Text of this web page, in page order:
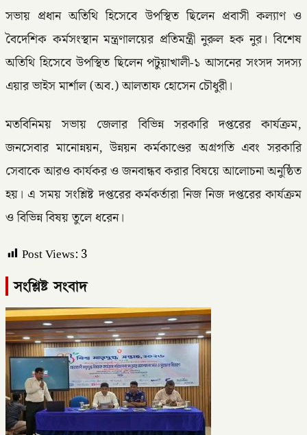
সভায় প্রধান অতিথি হিসেবে উপস্থিত ছিলেন প্রবাসী কল্যাণ ও
বৈদেশিক কর্মসংস্থান মন্ত্রণালয়ের প্রতিমন্ত্রী নুরুল হক নুর। বিশেষ
অতিথি হিসেবে উপস্থিত ছিলেন পটুয়াখালী-১ আসনের সংসদ সদস্য
এয়ার ভাইস মার্শাল (অব.) আলতাফ হোসেন চৌধুরী।
মতবিনিময় সভায় জেলার বিভিন্ন সরকারি দপ্তরের কার্যক্রম,
জনসেবার মানোন্নয়ন, উন্নয়ন কর্মকাণ্ডের অগ্রগতি এবং সরকারি
সেবাকে আরও কার্যকর ও জনবান্ধব করার বিষয়ে আলোচনা অনুষ্ঠিত
হয়। এ সময় সংশ্লিষ্ট দপ্তরের কর্মকর্তারা নিজ নিজ দপ্তরের কার্যক্রম
ও বিভিন্ন বিষয় তুলে ধরেন।
Post Views: 3
সংশ্লিষ্ট সংবাদ